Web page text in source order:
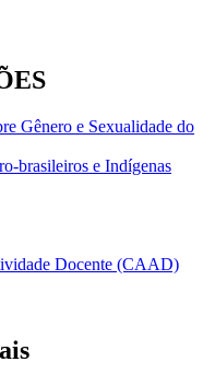
Gênero e Sexualidade do
brasileiros e Indígenas
Docente (CAAD)